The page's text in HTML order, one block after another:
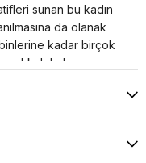
sunan bu kadın
da olanak
kadar birçok
Akrilik